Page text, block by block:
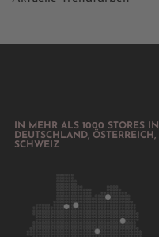
IN MEHR ALS 1000 STORES IN
DEUTSCHLAND, ÖSTERREICH,
SCHWEIZ